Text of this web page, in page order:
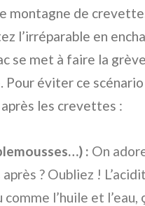
montagne de
l’irréparable en
se met à faire la
éviter ce
les crevettes :
: On
? Oubliez !
l’huile et l’eau,